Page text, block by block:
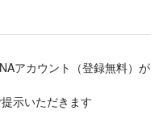
アカウント（登録無料）が
示いただきます